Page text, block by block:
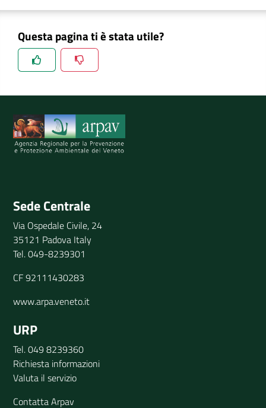
Questa pagina ti è stata utile?
Spiegaci perchè, e aiutaci a migliorare il servizio
Sede Centrale
Via Ospedale Civile, 24
35121 Padova Italy
Tel. 049-8239301
CF 92111430283
www.arpa.veneto.it
URP
Tel. 049 8239360
Richiesta informazioni
Valuta il servizio
Contatta Arpav